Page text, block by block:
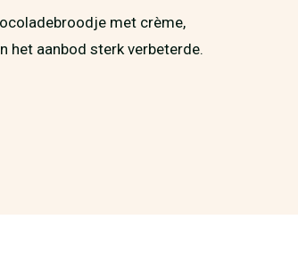
met crème,
het aanbod sterk verbeterde.